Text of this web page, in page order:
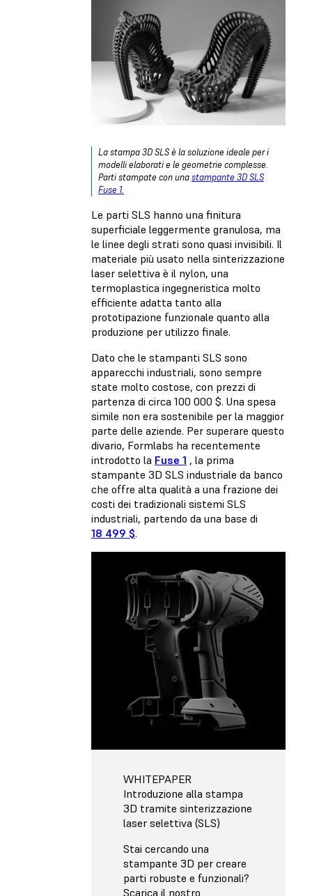
La stampa 3D SLS è la soluzione ideale per i
modelli elaborati e le geometrie complesse.
Parti stampate con unastampante 3D SLS
Fuse 1.
Le parti SLS hanno una finitura
superficiale leggermente granulosa, ma
le linee degli strati sono quasi invisibili. Il
materiale più usato nella sinterizzazione
laser selettiva è il nylon, una
termoplastica ingegneristica molto
efficiente adatta tanto alla
prototipazione funzionale quanto alla
produzione per utilizzo finale.
Dato che le stampanti SLS sono
apparecchi industriali, sono sempre
state molto costose, con prezzi di
partenza di circa 100 000 $. Una spesa
simile non era sostenibile per la maggior
parte delle aziende. Per superare questo
divario, Formlabs ha recentemente
introdotto la Fuse 1 , la prima
stampante 3D SLS industriale da banco
che offre alta qualità a una frazione dei
costi dei tradizionali sistemi SLS
industriali, partendo da una base di
18 499 $.
WHITEPAPER
Introduzione alla stampa
3D tramite sinterizzazione
laser selettiva (SLS)
Stai cercando una
stampante 3D per creare
parti robuste e funzionali?
Scarica il nostro